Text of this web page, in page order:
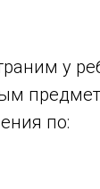
у
по: